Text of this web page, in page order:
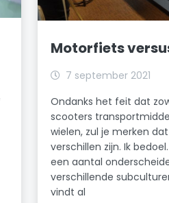
Motorfiets
7 september 2021
Ondanks het feit dat
scooters
wielen, zul je merken
verschillen zijn. Ik
een aantal
verschillende
vindt al